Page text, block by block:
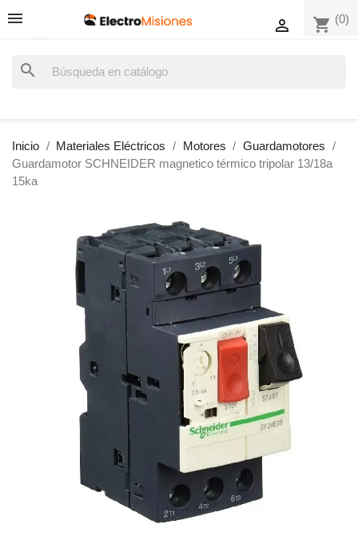
shopping_cart (0)

search
Inicio Materiales Eléctricos Motores
Guardamotores
Guardamotor SCHNEIDER magnetico térmico tripolar 13/18a
15ka